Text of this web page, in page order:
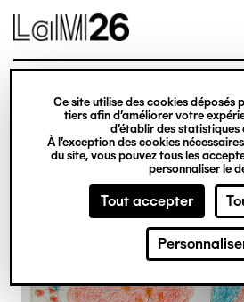
Gestion des cookies
Ce site utilise des cookies déposés
tiers afin d’améliorer votre
d’établir des statistiques
À l’exception des cookies
du site, vous pouvez tous les
personnaliser le
Tout accepter
contenu